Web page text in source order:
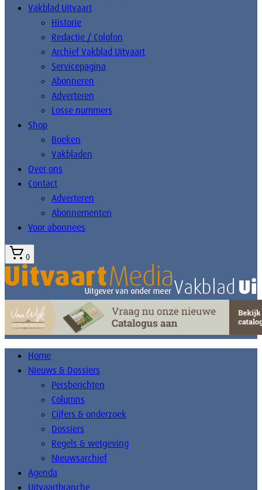
Vakblad Uitvaart
Historie
Redactie / Colofon
Archief Vakblad Uitvaart
Servicepagina
Abonneren
Adverteren
Losse nummers
Shop
Boeken
Vakbladen
Over ons
Contact
Adverteren
Abonnementen
Voor abonnees
0
Home
Nieuws & Dossiers
Persberichten
Columns
Cijfers & onderzoek
Dossiers
Regels & wetgeving
Nieuwsarchief
Agenda
Uitvaartbranche